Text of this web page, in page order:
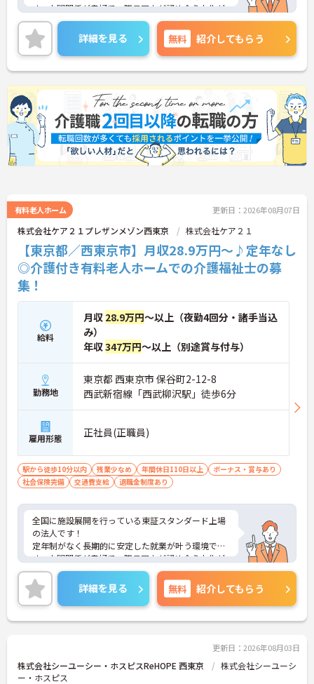
す。人間関係が良好で、職員同士が認め合う文化が
根付いています。
ご興味のある方には、面接対策ポイントなど、さら
に詳細をご案内しますのでお気軽にご相談くださ
い！
詳細を見る 無料 紹介してもらう
有料老人ホーム 更新日：2026年08月07日
株式会社ケア２１プレザンメゾン西東京 株式会社ケア２１
【東京都／西東京市】月収28.9万円～♪定年なし
◎介護付き有料老人ホームでの介護福祉士の募
集！
給料
月収 28.9万円～以上（夜勤4回分・諸手当込
み）
年収347万円～以上（別途賞与付与）
勤務地
東京都 西東京市 保谷町2-12-8
西武新宿線「西武柳沢駅」徒歩6分
雇用形態 正社員(正職員)
駅から徒歩10分以内 残業少なめ 年間休日110日以上
ボーナス・賞与あり
社会保険完備
交通費支給 退職金制度あり
全国に施設展開を行っている東証スタンダード上場
の法人です！
定年制がなく長期的に安定した就業が叶う環境で
す。人間関係が良好で、職員同士が認め合う文化が
根付いています。
ご興味のある方には、面接対策ポイントなど、さら
に詳細をご案内しますのでお気軽にご相談くださ
い！
詳細を見る 無料 紹介してもらう
更新日：2026年08月03日
株式会社シーユーシー・ホスピスReHOPE 西東京
株式会社シーユーシ
ー・ホスピス